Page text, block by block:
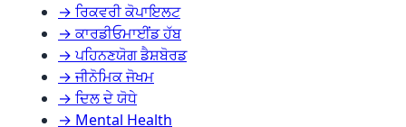
→ ਰਿਕਵਰੀ ਕੋਪਾਇਲਟ
→ ਕਾਰਡੀਓਮਾਈਂਡ ਹੱਬ
→ ਪਹਿਨਣਯੋਗ ਡੈਸ਼ਬੋਰਡ
→ ਜੀਨੋਮਿਕ ਜੋਖਮ
→ ਦਿਲ ਦੇ ਯੋਧੇ
→ Mental Health